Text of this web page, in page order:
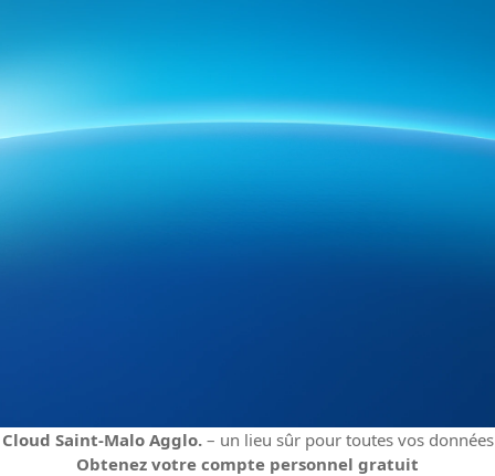
Cloud Saint-Malo Agglo.– un lieu sûr pour toutes vos données
Obtenez votre compte personnel gratuit